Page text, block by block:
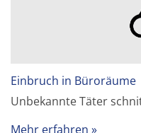
Einbruch in Büroräume
Unbekannte Täter
Mehr erfahren